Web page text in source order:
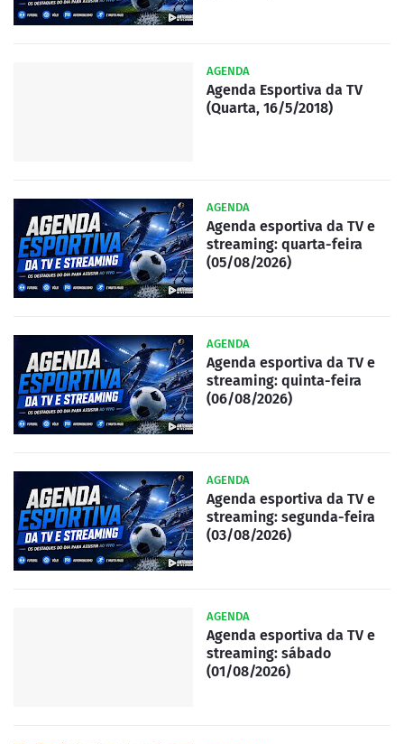
AGENDA
Agenda Esportiva da TV
(Quarta, 16/5/2018)
AGENDA
Agenda esportiva da TV e
streaming: quarta-feira
(05/08/2026)
AGENDA
Agenda esportiva da TV e
streaming: quinta-feira
(06/08/2026)
AGENDA
Agenda esportiva da TV e
streaming: segunda-feira
(03/08/2026)
AGENDA
Agenda esportiva da TV e
streaming: sábado
(01/08/2026)